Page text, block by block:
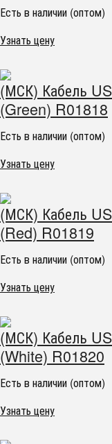
Есть в наличии (оптом)
Узнать цену
(МСК) Кабель
(Green) R01818
Есть в наличии (оптом)
Узнать цену
(МСК) Кабель
(Red) R01819
Есть в наличии (оптом)
Узнать цену
(МСК) Кабель
(White) R01820
Есть в наличии (оптом)
Узнать цену